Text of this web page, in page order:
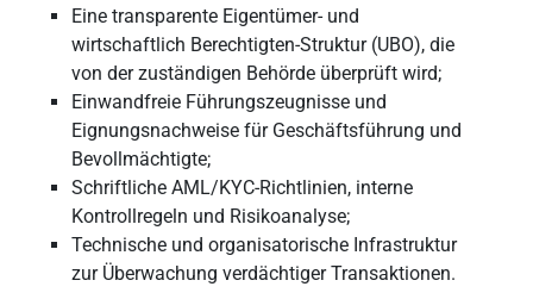
Eine transparente Eigentümer- und
wirtschaftlich Berechtigten-Struktur (UBO), die
von der zuständigen Behörde überprüft wird;
Einwandfreie Führungszeugnisse und
Eignungsnachweise für Geschäftsführung und
Bevollmächtigte;
Schriftliche AML/KYC-Richtlinien, interne
Kontrollregeln und Risikoanalyse;
Technische und organisatorische Infrastruktur
zur Überwachung verdächtiger Transaktionen.